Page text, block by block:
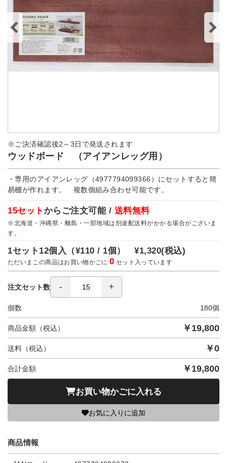
※ご決済確認後2～3日で発送されます
ウッドボード （アイアンレッグ用）
・専用のアイアンレッグ（4977794099366）にセットすると簡
易棚が作れます。 複数個組み合わせ可能です。
15セット からご注文可能 / 送料無料
※北海道・沖縄県・離島・一部地域は別途配送料がかかる場合がございま
す。
1セット12個入（¥110 / 1個）¥1,320(税込)
ただいまこの商品はお買い物かごに0 セット入っています
注文セット数
個数 180個
商品金額（税込） ￥ 19,800
送料（税込） ￥0
合計金額 ￥ 19,800
お買い物かごに入れる
お気に入りに追加
商品情報